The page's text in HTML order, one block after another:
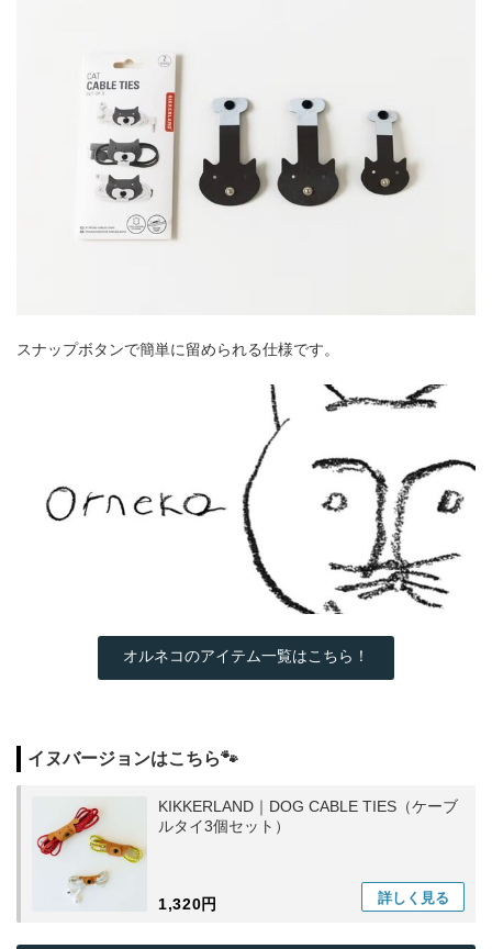
スナップボタンで簡単に留められる仕様です。
オルネコのアイテム一覧はこちら！
イヌバージョンはこちら🐾
KIKKERLAND｜DOG CABLE TIES（ケーブ
ルタイ3個セット）
1,320円 詳しく 見る